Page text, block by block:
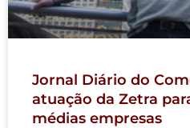
Jornal Diário do
atuação da Zetra
médias empresas